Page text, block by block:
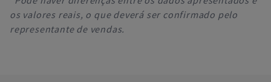
os valores reais, o que deverá ser confirmado pelo
representante de vendas.